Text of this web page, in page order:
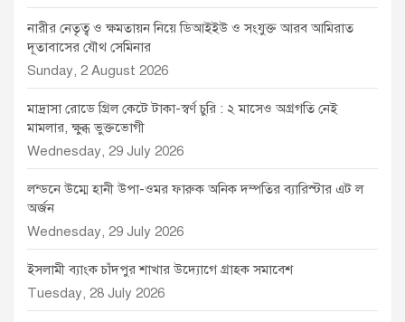
নারীর নেতৃত্ব ও ক্ষমতায়ন নিয়ে ডিআইইউ ও সংযুক্ত আরব আমিরাত
দূতাবাসের যৌথ সেমিনার
Sunday, 2 August 2026
মাদ্রাসা রোডে গ্রিল কেটে টাকা-স্বর্ণ চুরি : ২ মাসেও অগ্রগতি নেই
মামলার, ক্ষুব্ধ ভুক্তভোগী
Wednesday, 29 July 2026
লন্ডনে উম্মে হানী উপা-ওমর ফারুক অনিক দম্পতির ব্যারিস্টার এট ল
অর্জন
Wednesday, 29 July 2026
ইসলামী ব্যাংক চাঁদপুর শাখার উদ্যোগে গ্রাহক সমাবেশ
Tuesday, 28 July 2026